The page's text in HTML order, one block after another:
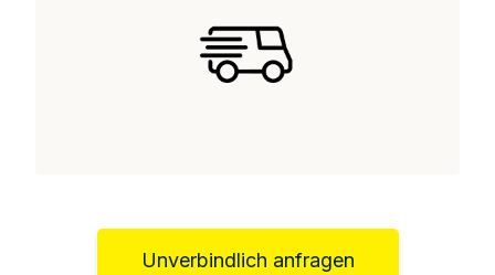
Unverbindlich anfragen